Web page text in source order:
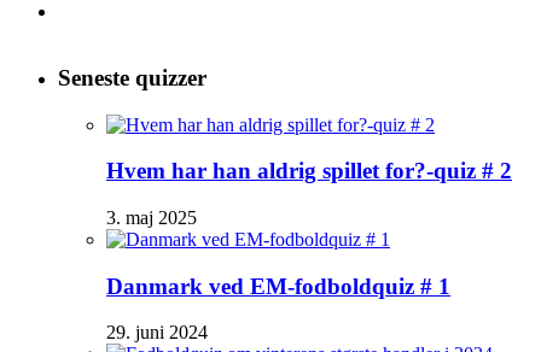
Seneste quizzer
Hvem har han aldrig spillet for?-quiz # 2
3. maj 2025
Danmark ved EM-fodboldquiz # 1
29. juni 2024